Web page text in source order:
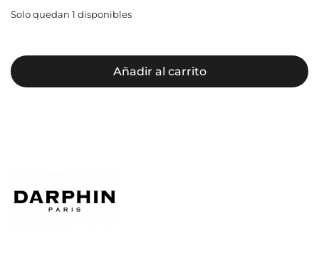
Solo quedan 1 disponibles
Añadir al carrito